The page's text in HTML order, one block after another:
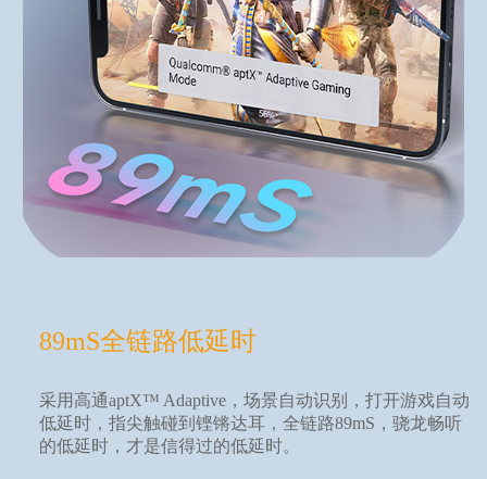
89mS全链路低延时
采用高通aptX™ Adaptive，场景自动识别，打开游戏自动
低延时，指尖触碰到铿锵达耳，全链路89mS，骁龙畅听
的低延时，才是信得过的低延时。